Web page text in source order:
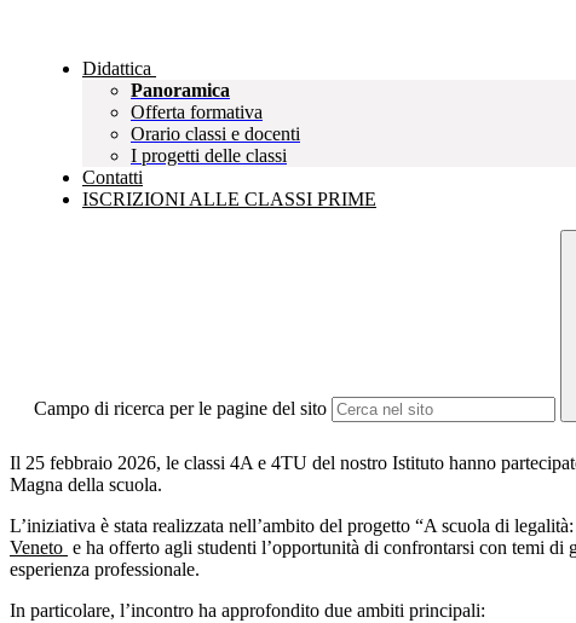
Didattica
Panoramica
Offerta formativa
Orario classi e docenti
I progetti delle classi
Contatti
ISCRIZIONI ALLE CLASSI PRIME
Campo di ricerca per le pagine del sito
Il 25 febbraio 2026, le classi 4A e 4TU del nostro Istituto hanno
Magna della scuola.
L’iniziativa è stata realizzata nell’ambito del progetto “A scuola di
Veneto e ha offerto agli studenti l’opportunità di confrontarsi con temi di
esperienza professionale.
In particolare, l’incontro ha approfondito due ambiti principali: